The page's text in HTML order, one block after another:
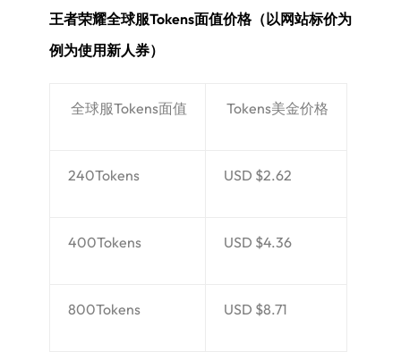
王者荣耀全球服Tokens面值价格（以网站标价为
例为使用新人券）
全球服Tokens面值 Tokens美金价格
240Tokens USD $2.62
400Tokens USD $4.36
800Tokens USD $8.71